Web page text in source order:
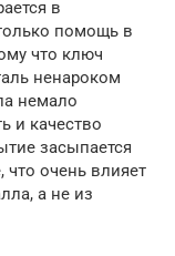
в
помощь в
что ключ
ненароком
немало
и качество
засыпается
что очень влияет
а не из